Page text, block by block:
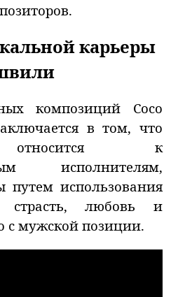
карьеры
композиций Сосо
в том, что
относится к
исполнителям,
путем использования
страсть, любовь и
с мужской позиции.